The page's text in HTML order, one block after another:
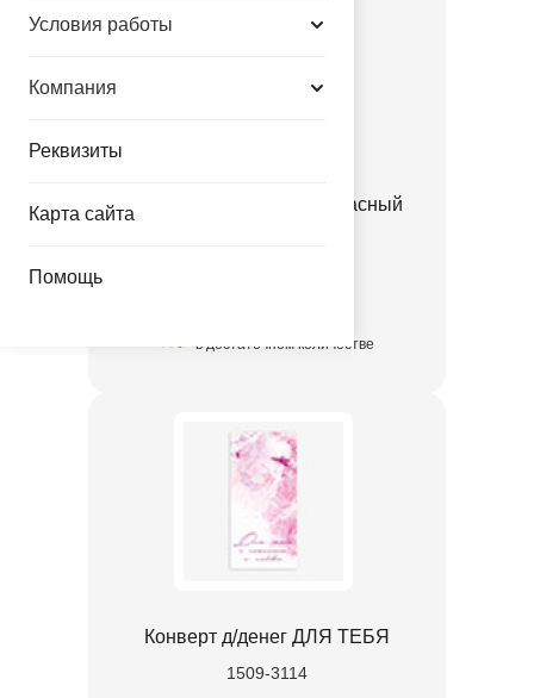
Условия работы
Компания
Реквизиты
Карта сайта
Помощь
Конверт д/денег Бант красный
в достаточном количестве
Конверт д/денег ДЛЯ ТЕБЯ
1509-3114